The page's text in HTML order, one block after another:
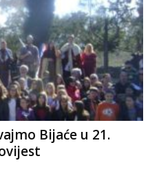
Bijaće u 21.